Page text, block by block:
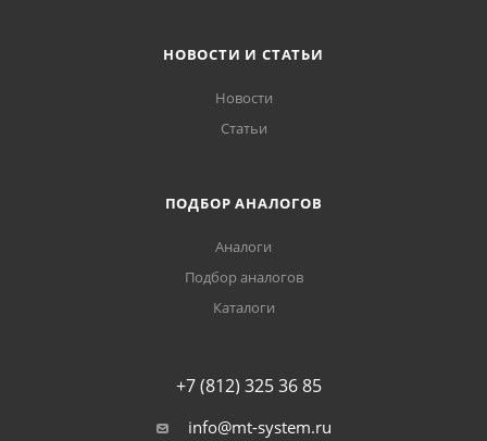
НОВОСТИ И СТАТЬИ
Новости
Статьи
ПОДБОР АНАЛОГОВ
Аналоги
Подбор аналогов
Каталоги
+7 (812) 325 36 85
info@mt-system.ru